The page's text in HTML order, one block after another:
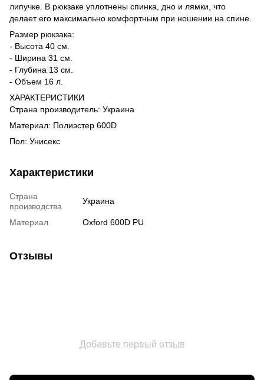
липучке. В рюкзаке уплотнены спинка, дно и лямки, что
делает его максимально комфортным при ношении на спине.
Размер рюкзака:
- Высота 40 см.
- Ширина 31 см.
- Глубина 13 см.
- Объем 16 л.
ХАРАКТЕРИСТИКИ
Страна производитель: Украина
Материал: Полиэстер 600D
Пол: Унисекс
Характеристики
Страна
производства
Украина
Материал Oxford 600D PU
Отзывы
Добавьте первый отзыв